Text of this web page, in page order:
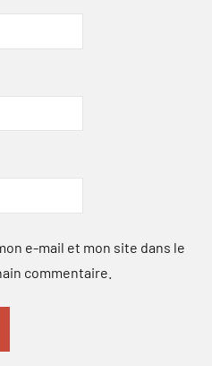
e-mail et mon site dans le
commentaire.